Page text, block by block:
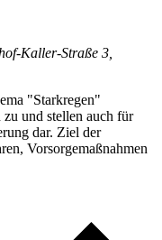
Kaller-Straße 3,
"Starkregen"
zu und stellen auch für
dar. Ziel der
Vorsorgemaßnahmen